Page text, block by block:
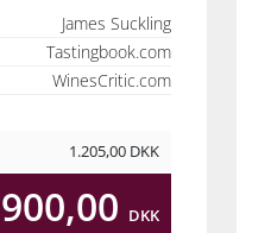
James Suckling
Tastingbook.com
WinesCritic.com
1.205,00 DKK
900,00 DKK